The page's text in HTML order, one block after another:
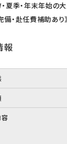
・夏季・年末年始の
備・赴任費補助あ
報